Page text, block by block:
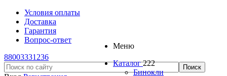
Условия оплаты
Доставка
Гарантия
Вопрос-ответ
88003331236
Меню
Каталог 222
Бинокли